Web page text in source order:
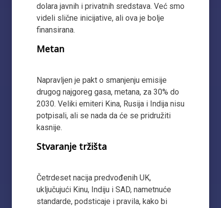
dolara javnih i privatnih sredstava. Već smo
videli slične inicijative, ali ova je bolje
finansirana.
Metan
Napravljen je pakt o smanjenju emisije
drugog najgoreg gasa, metana, za 30% do
2030. Veliki emiteri Kina, Rusija i Indija nisu
potpisali, ali se nada da će se pridružiti
kasnije.
Stvaranje tržišta
Četrdeset nacija predvođenih UK,
uključujući Kinu, Indiju i SAD, nametnuće
standarde, podsticaje i pravila, kako bi